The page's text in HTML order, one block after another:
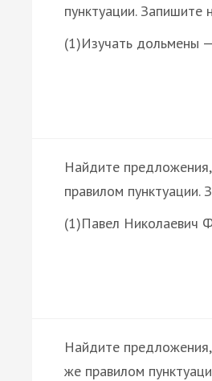
пунктуации.
(1)Изучать дольмены
Найдите
правилом
(1)Павел Николаевич
Найдите
же правилом